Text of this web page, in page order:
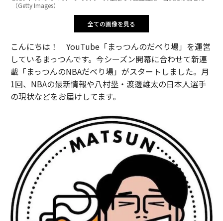
（Getty Images）
全ての画像を見る
こんにちは！ YouTube「まっつんのだべり場」を運営
しているまっつんです。今シーズン開幕に合わせて新連
載「まっつんのNBAだべり場」がスタートしました。月
1回、NBAの最新情報や八村塁・渡邊雄太の日本人選手
の現状などをお届けしてます。